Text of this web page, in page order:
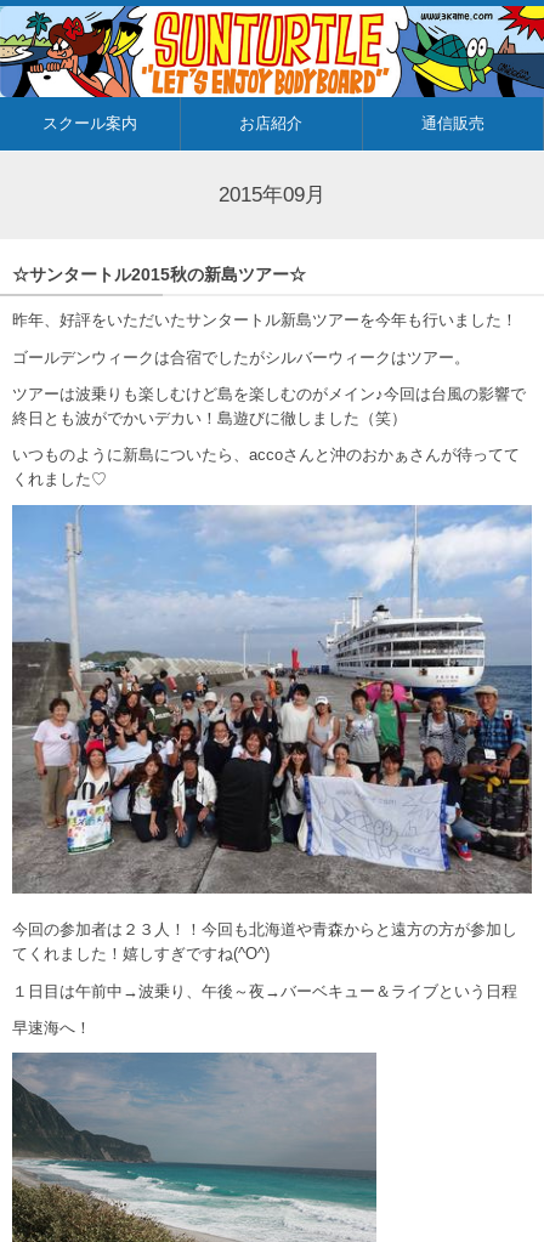
スクール案内 お店紹介 通信販売
2015年09月
☆サンタートル2015秋の新島ツアー☆
昨年、好評をいただいたサンタートル新島ツアーを今年も行いました！
ゴールデンウィークは合宿でしたがシルバーウィークはツアー。
ツアーは波乗りも楽しむけど島を楽しむのがメイン♪今回は台風の影響で
終日とも波がでかいデカい！島遊びに徹しました（笑）
いつものように新島についたら、accoさんと沖のおかぁさんが待ってて
くれました♡
今回の参加者は２３人！！今回も北海道や青森からと遠方の方が参加し
てくれました！嬉しすぎですね(^O^)
１日目は午前中→波乗り、午後～夜→バーベキュー＆ライブという日程
早速海へ！